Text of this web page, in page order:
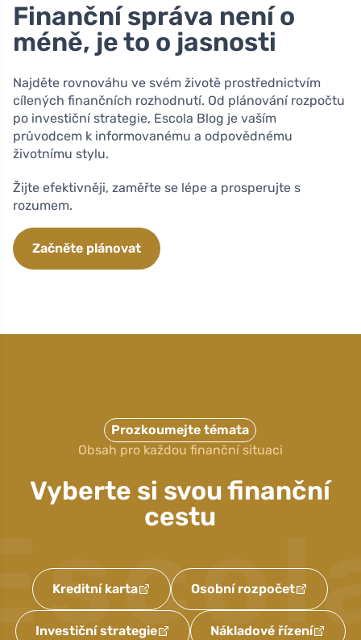
Finanční správa není o
méně, je to o jasnosti
Najděte rovnováhu ve svém životě prostřednictvím
cílených finančních rozhodnutí. Od plánování rozpočtu
po investiční strategie, Escola Blog je vaším
průvodcem k informovanému a odpovědnému
životnímu stylu.
Žijte efektivněji, zaměřte se lépe a prosperujte s
rozumem.
Začněte plánovat
Prozkoumejte témata
Obsah pro každou finanční situaci
Vyberte si svou finanční
cestu
Kreditní karta Osobní rozpočet
Investiční strategie Nákladové řízení